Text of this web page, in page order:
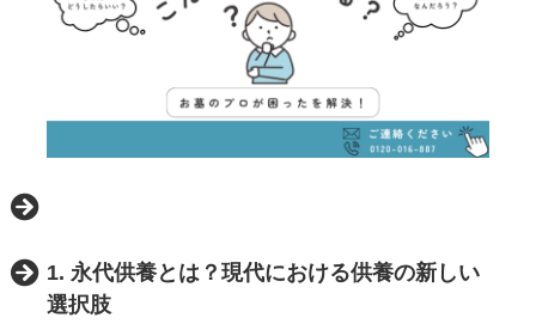
1. 永代供養とは？現代における供養の新しい
選択肢